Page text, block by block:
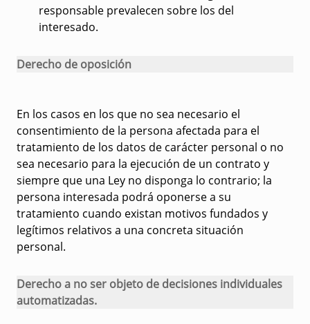
responsable prevalecen sobre los del
interesado.
Derecho de oposición
En los casos en los que no sea necesario el
consentimiento de la persona afectada para el
tratamiento de los datos de carácter personal o no
sea necesario para la ejecución de un contrato y
siempre que una Ley no disponga lo contrario; la
persona interesada podrá oponerse a su
tratamiento cuando existan motivos fundados y
legítimos relativos a una concreta situación
personal.
Derecho a no ser objeto de decisiones individuales
automatizadas.